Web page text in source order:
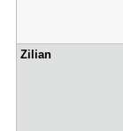
Zilian